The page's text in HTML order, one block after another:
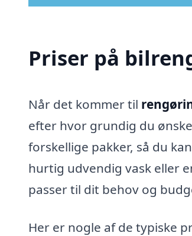
Priser på
Når det kommer til
efter hvor grundig du
forskellige pakker, så du
hurtig udvendig vask eller
passer til dit behov og
Her er nogle af de typiske